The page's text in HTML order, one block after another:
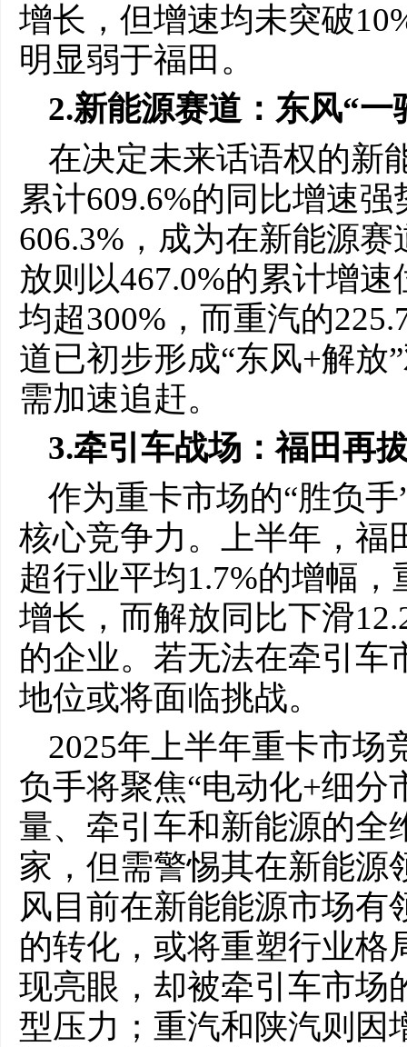
增长，但增速均未突破
明显弱于福田。
2.新能源赛道：东风“
在决定未来话语权的新
累计609.6%的同比增速
606.3%，成为在新能源
放则以467.0%的累计增
均超300%，而重汽的
道已初步形成“东风+解放
需加速追赶。
3.牵引车战场：福田再
作为重卡市场的“胜负
核心竞争力。上半年，福
超行业平均1.7%的增幅
增长，而解放同比下滑
的企业。若无法在牵引车
地位或将面临挑战。
2025年上半年重卡市场
负手将聚焦“电动化+细
量、牵引车和新能源的全
家，但需警惕其在新能源
风目前在新能能源市场有
的转化，或将重塑行业格
现亮眼，却被牵引车市场
型压力；重汽和陕汽则因